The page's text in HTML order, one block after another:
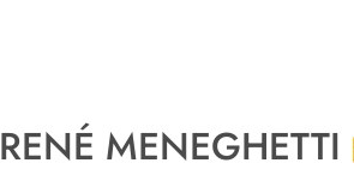
RENÉ MENEGHETTI